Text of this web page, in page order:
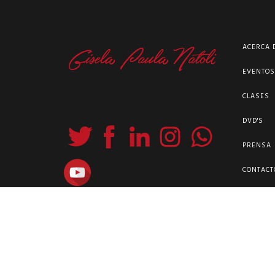
ACERCA
EVENTOS
CLASES
DVD'S
PRENSA